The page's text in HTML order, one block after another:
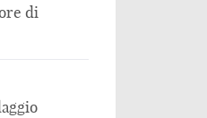
Post i cambiamenti
di